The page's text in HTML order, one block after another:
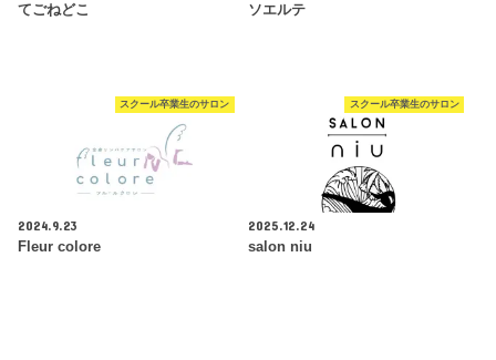
てごねどこ
ソエルテ
スクール卒業生のサロン
2024.9.23
Fleur colore
スクール卒業生のサロン
2025.12.24
salon niu